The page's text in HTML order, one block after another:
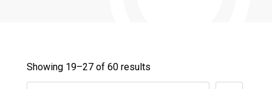
Showing 19–27 of 60 results